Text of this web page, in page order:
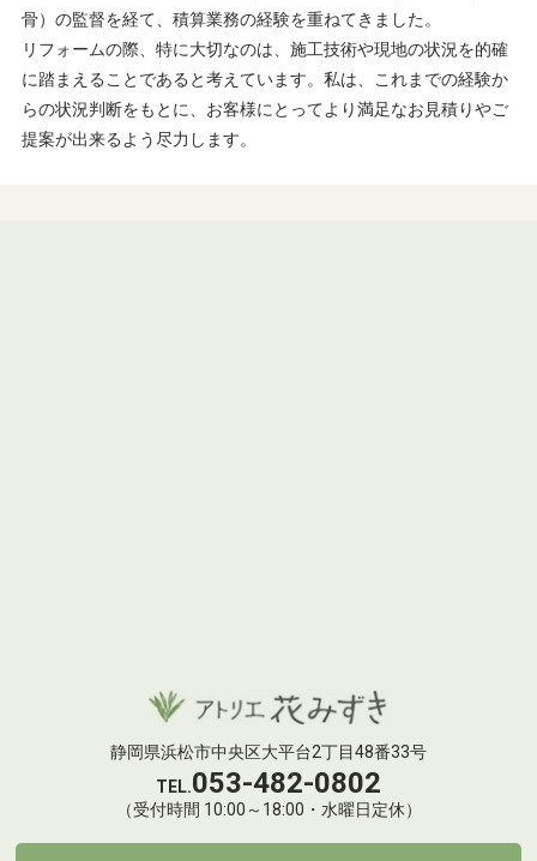
骨）の監督を経て、積算業務の経験を重ねてきました。
リフォームの際、特に大切なのは、施工技術や現地の状況を的確
に踏まえることであると考えています。私は、これまでの経験か
らの状況判断をもとに、お客様にとってより満足なお見積りやご
提案が出来るよう尽力します。
静岡県浜松市中央区大平台2丁目48番33号
TEL.053-482-0802
（受付時間 10:00～18:00・水曜日定休）